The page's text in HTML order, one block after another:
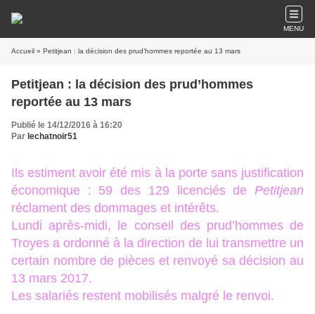
MENU
Accueil » Petitjean : la décision des prud’hommes reportée au 13 mars
Petitjean : la décision des prud’hommes
reportée au 13 mars
Publié le 14/12/2016 à 16:20
Par lechatnoir51
Ils estiment avoir été mis à la porte sans justification
économique : 59 des 129 licenciés de Petitjean
réclament des dommages et intérêts.
Lundi après-midi, le conseil des prud’hommes de
Troyes a ordonné à la direction de lui transmettre un
certain nombre de pièces et renvoyé sa décision au
13 mars 2017.
Les salariés restent mobilisés malgré le renvoi.